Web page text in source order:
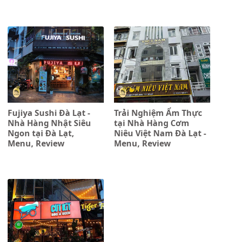
Fujiya Sushi Đà Lạt -
Nhà Hàng Nhật Siêu
Ngon tại Đà Lạt,
Menu, Review
Trải Nghiệm Ẩm Thực
tại Nhà Hàng Cơm
Niêu Việt Nam Đà Lạt -
Menu, Review